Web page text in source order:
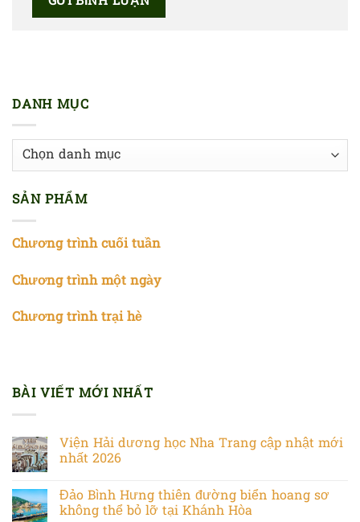
DANH MỤC
Danh
SẢN PHẨM
Chương trình cuối tuần
Chương trình một ngày
Chương trình trại hè
BÀI VIẾT MỚI NHẤT
Viện Hải dương học Nha Trang cập nhật mới
nhất 2026
Đảo Bình Hưng thiên đường biển hoang sơ
không thể bỏ lỡ tại Khánh Hòa